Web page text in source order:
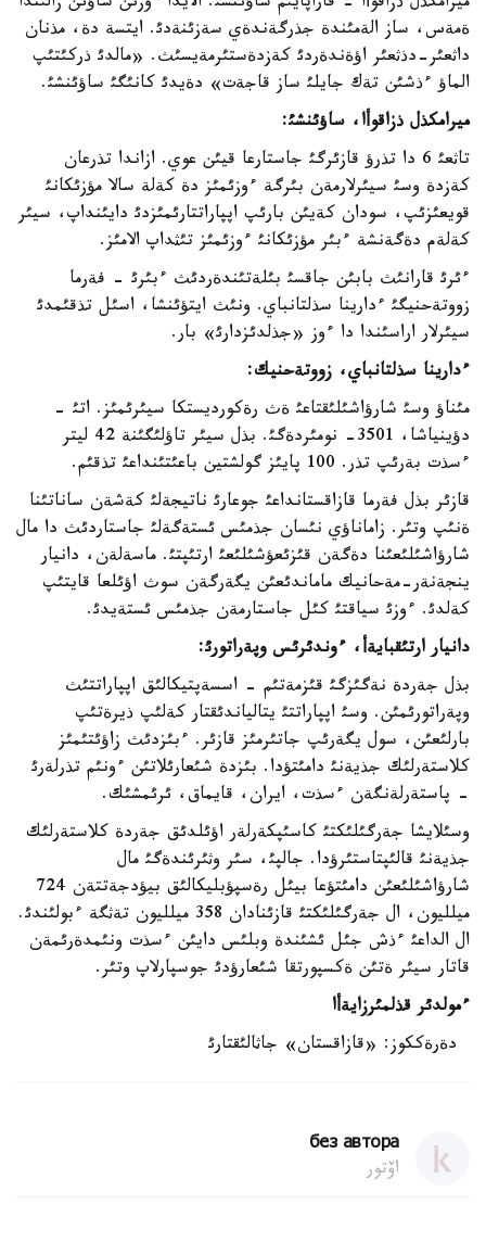
ةمةس، ساز الةمئندة جذرگةندةي سةزئنةدئ. ايتسة دة، مذنان
داثعئر-دذثعئر اؤةندةردئ كةزدةستئرمةيسئث. «مالدئ ذركئتئپ
الماؤ ءذشئن تةك جايلئ ساز قاجةت» دةيدئ كانئگئ ساؤئنشئ.
ميرامكذل ذزاقوأا، ساؤئنشئ:
تاثعئ 6 دا تذرؤ قازئرگئ جاستارعا قيئن عوي. ازاندا تذرعان
كةزدة وسئ سيئرلارمةن بئرگة ءوزئمئز دة كةلة سالا مؤزئكانئ
قويعئزئپ، سودان كةيئن بارئپ اپپاراتتارئمئزدئ دايئنداپ، سيئر
كةلةم دةگةنشة ءبئر مؤزئكانئ ءوزئمئز تئثداپ الامئز.
ءئرئ قارانئث بابئن جاقسئ بئلةتئندةردئث ءبئرئ - فةرما
زووتةحنيگئ ءدارينا سذلتانباي. ونئث ايتؤئنشا، اسئل تذقئمدئ
سيئرلار اراسئندا دا ءوز «جذلدئزدارئ» بار.
ءدارينا سذلتانباي، زووتةحنيك:
مئناؤ وسئ شارؤاشئلئقتاعئ ةث رةكورديستكا سيئرئمئز. اتئ -
دؤينياشا، 3501- نومئردةگئ. بذل سيئر تاؤلئگئنة 42 ليتر
ءسذت بةرئپ تذر. 100 پايئز گولشتين باعئتئنداعئ تذقئم.
قازئر بذل فةرما قازاقستانداعئ جوعارئ ناتيجةلئ كةشةن ساناتئنا
ةنئپ وتئر. زاماناؤي نئسان جذمئس ئستةگةلئ جاستاردئث دا مال
شارؤاشئلئعئنا دةگةن قئزئعؤشئلئعئ ارتئپتئ. ماسةلةن، دانيار
ينجةنةر-مةحانيك ماماندئعئن يگةرگةن سوث اؤئلعا قايتئپ
كةلدئ. ءوزئ سياقتئ كئل جاستارمةن جذمئس ئستةيدئ.
دانيار ارتئقبايةأ، ءوندئرئس وپةراتورئ:
بذل جةردة نةگئزگئ قئزمةتئم - اسسةپتيكالئق اپپاراتتئث
وپةراتورئمئن. وسئ اپپاراتتئ يتالياندئقتار كةلئپ ذيرةتئپ
بارلئعئن، سول يگةرئپ جاتئرمئز قازئر. ءبئزدئث زاؤئتئمئز
كلاستةرلئك جذيةنئ دامئتؤدا. بئزدة شئعارئلاتئن ءونئم تذرلةرئ
- پاستةرلةنگةن ءسذت، ايران، قايماق، ئرئمشئك.
وسئلايشا جةرگئلئكتئ كاسئپكةرلةر اؤئلدئق جةردة كلاستةرلئك
جذيةنئ قالئپتاستئرؤدا. جالپئ، سئر وثئرئندةگئ مال
شارؤاشئلئعئن دامئتؤعا بيئل رةسپؤبليكالئق بيؤدجةتتةن 724
ميلليون، ال جةرگئلئكتئ قازئنادان 358 ميلليون تةثگة ءبولئندئ.
ال الداعئ ءذش جئل ئشئندة وبلئس دايئن ءسذت ونئمدةرئمةن
قاتار سيئر ةتئن ةكسپورتقا شئعارؤدئ جوسپارلاپ وتئر.
ءمولدئر قذلمئرزايةأا
دةرةككوز: «قازاقستان» جاثالئقتارئ
без автора
اۆتور